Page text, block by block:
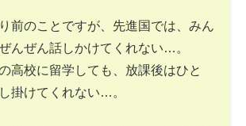
前のことですが、先進国では、みん
んぜん話しかけてくれない…。
高校に留学しても、放課後はひと
掛けてくれない…。